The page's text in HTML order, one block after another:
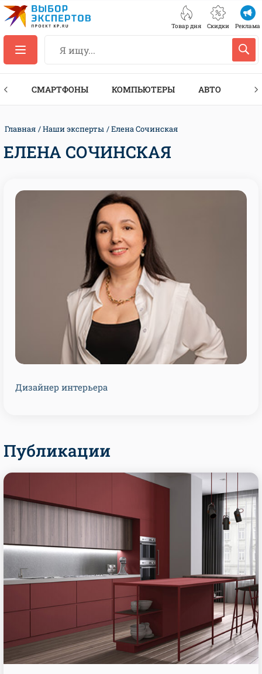
Товар дня Скидки Реклама
СМАРТФОНЫ КОМПЬЮТЕРЫ АВТО
Главная Наши эксперты Елена Сочинская
ЕЛЕНА СОЧИНСКАЯ
Дизайнер интерьера
Публикации